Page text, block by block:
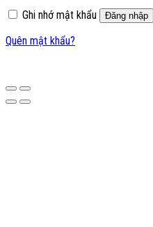
Ghi nhớ mật khẩu Đăng nhập
Quên mật khẩu?